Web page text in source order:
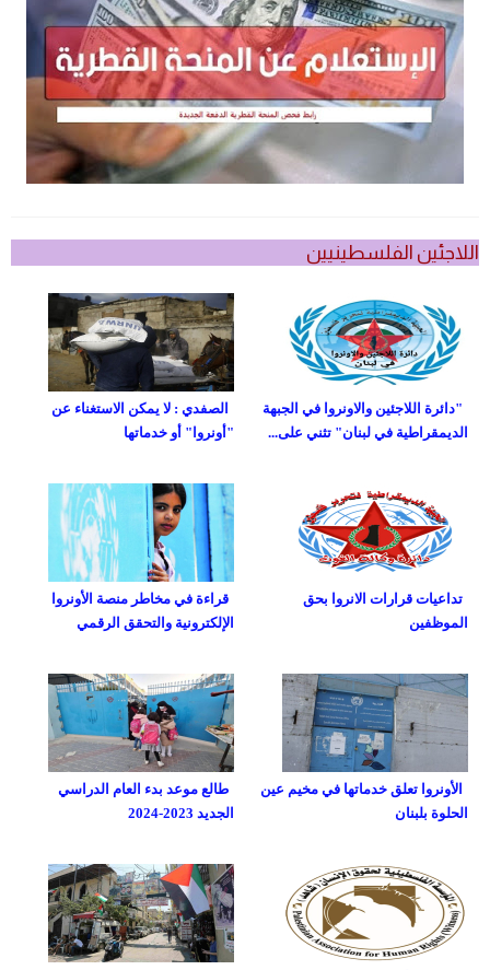
اللاجئين الفلسطينيين
الصفدي : لا يمكن الاستغناء عن
"أونروا" أو خدماتها
"دائرة اللاجئين والاونروا في الجبهة
الديمقراطية في لبنان" تثني على...
قراءة في مخاطر منصة الأونروا
الإلكترونية والتحقق الرقمي
تداعيات قرارات الانروا بحق
الموظفين
طالع موعد بدء العام الدراسي
الجديد 2023-2024
الأونروا تعلق خدماتها في مخيم عين
الحلوة بلبنان